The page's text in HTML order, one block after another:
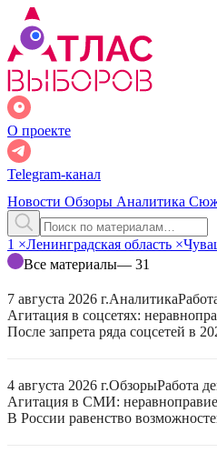
О проекте
Telegram-канал
Новости Обзоры Аналитика
1 ×Ленинградская область ×
Все материалы— 31
7 августа 2026 г.Аналитика
Агитация в соцсетях:
После запрета ряда соцсетей в
4 августа 2026 г.ОбзорыРабота
Агитация в СМИ: неравноправие
В России равенство